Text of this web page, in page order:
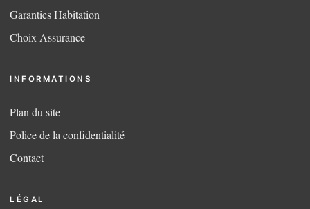
Garanties Habitation
Choix Assurance
INFORMATIONS
Plan du site
Police de la confidentialité
Contact
LÉGAL